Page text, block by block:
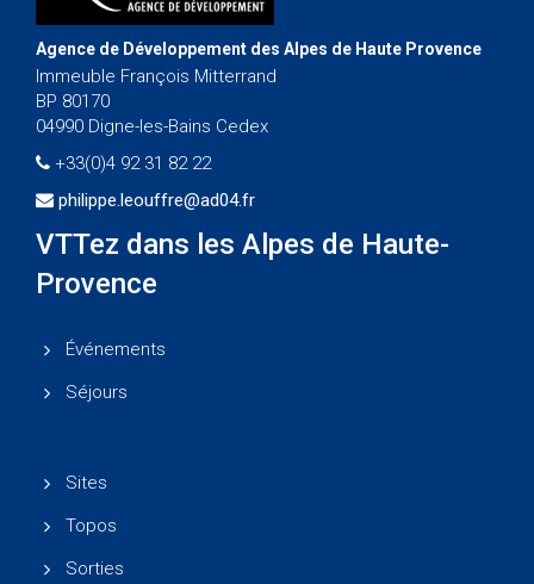
Agence de Développement des Alpes de Haute Provence
Immeuble François Mitterrand
BP 80170
04990 Digne-les-Bains Cedex
+33(0)4 92 31 82 22
philippe.leouffre@ad04.fr
VTTez dans les Alpes de Haute-
Provence
Événements
Séjours
Sites
Topos
Sorties